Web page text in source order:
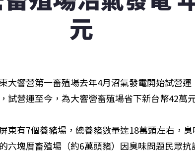
元
大響營第一畜殖場去年4月沼氣發電開始試營
試營運至今，為大響營畜殖場省下新台幣42萬
東有7個養豬場，總養豬數量達18萬頭左右，
六塊厝畜殖場（約6萬頭豬）因臭味問題民眾